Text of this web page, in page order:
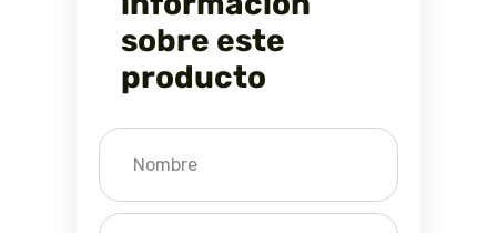
sobre este
producto